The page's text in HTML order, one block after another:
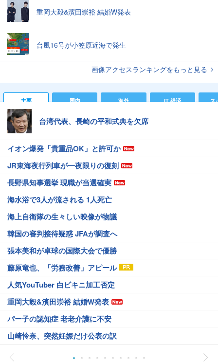
重岡大毅&濱田崇裕 結婚W発表
台風16号が小笠原近海で発生
画像アクセスランキングをもっと見る
主要 国内 海外 IT 経済 ス
台湾代表、長崎の平和式典を欠席
イオン爆発「貴重品OK」と許可か
JR東海夜行列車が一夜限りの復刻
長野県知事選挙 現職が当選確実
海水浴で3人が流される 1人死亡
海上自衛隊の生々しい映像が物議
韓国の審判接待疑惑 JFAが調査へ
張本美和が卓球の国際大会で優勝
藤原竜也、「労務改善」アピール
人気YouTuber 白ビキニ加工否定
重岡大毅&濱田崇裕 結婚W発表
パー子の認知症 老老介護に不安
山崎怜奈、突然妊娠だけ公表の訳